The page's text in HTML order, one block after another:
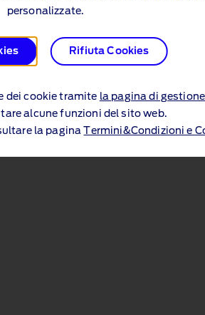
personalizzate.
Rifiuta Cookies
dei cookie tramite la pagina di
alcune funzioni del sito web.
la pagina
Termini&Condizioni e